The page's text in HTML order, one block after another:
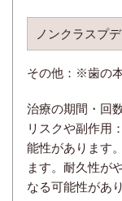
ノンクラスプ
その他：※歯の
治療の期間・回
リスクや副作用
能性があります
ます。耐久性が
なる可能性があ